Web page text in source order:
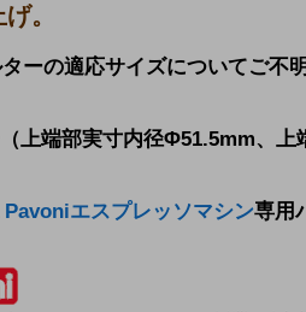
。
ターの適応サイズについてご不
上端部実寸内径Φ51.5mm、上
Pavoniエスプレッソマシン専用